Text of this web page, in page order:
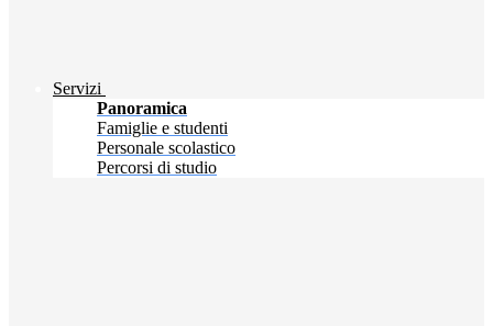
Servizi
Panoramica
Famiglie e studenti
Personale scolastico
Percorsi di studio